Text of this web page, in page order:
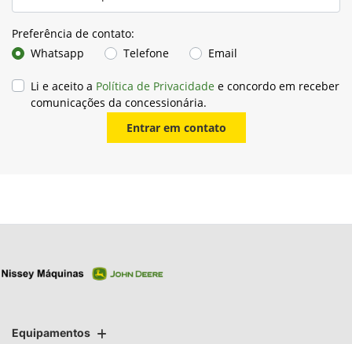
Preferência de contato:
Whatsapp
Telefone Email
Li e aceito a Política de Privacidade e concordo em receber
comunicações da concessionária.
Entrar em contato
Equipamentos